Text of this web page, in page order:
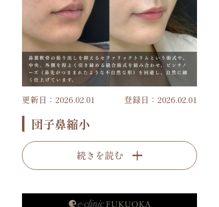
更新日：2026.02.01 登録日：2026.02.01
団子鼻縮小
続きを読む